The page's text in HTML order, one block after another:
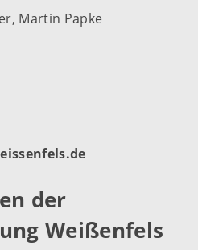
Martin Papke
der
Weißenfels